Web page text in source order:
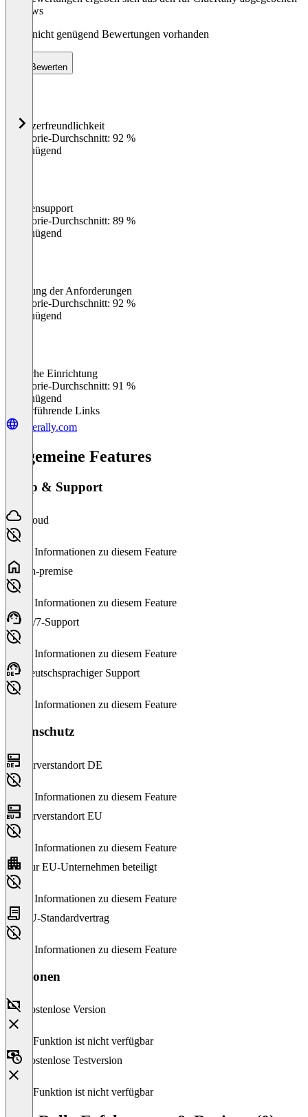
Reviews
Noch nicht genügend Bewertungen vorhanden
Bewerten
%
Benutzerfreundlichkeit
Kategorie-Durchschnitt: 92 %
Ungenügend
Kundensupport
Kategorie-Durchschnitt: 89 %
Ungenügend
Erfüllung der Anforderungen
Kategorie-Durchschnitt: 92 %
Ungenügend
Einfache Einrichtung
Kategorie-Durchschnitt: 91 %
Ungenügend
Weiterführende Links
cluerally.com
Allgemeine Features
Setup & Support
Cloud
Keine Informationen zu diesem Feature
On-premise
Keine Informationen zu diesem Feature
24/7-Support
Keine Informationen zu diesem Feature
Deutschsprachiger Support
Keine Informationen zu diesem Feature
Datenschutz
Serverstandort DE
Keine Informationen zu diesem Feature
Serverstandort EU
Keine Informationen zu diesem Feature
Nur EU-Unternehmen beteiligt
Keine Informationen zu diesem Feature
EU-Standardvertrag
Keine Informationen zu diesem Feature
Versionen
Kostenlose Version
Diese Funktion ist nicht verfügbar
Kostenlose Testversion
Diese Funktion ist nicht verfügbar